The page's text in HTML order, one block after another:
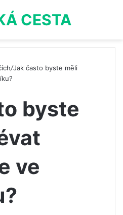
CESTA
/Jak často byste měli
byste
ve